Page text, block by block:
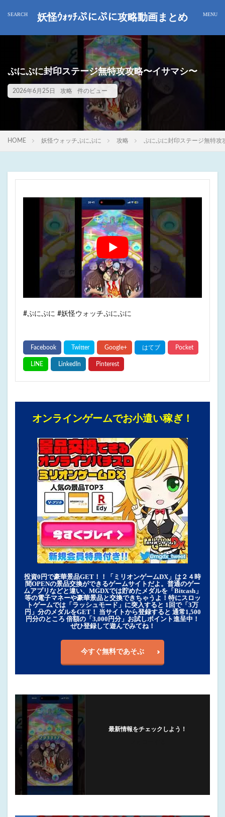
妖怪ｳｫｯﾁぷにぷに攻略動画まとめ
ぷにぷに封印ステージ無特攻攻略〜イサマシ〜
2026年6月25日 攻略 件のビュー
HOME 妖怪ウォッチぷにぷに 攻略 ぷにぷに封印ステージ無特攻
#ぷにぷに #妖怪ウォッチぷにぷに
オンラインゲームでお小遣い稼ぎ！
投資0円で豪華景品GET！！「ミリオンゲームDX」は２４時
間OPENの景品交換ができるゲームサイトだよ。普通のゲー
ムアプリなどと違い、MGDXでは貯めたメダルを「Bitcash」
等の電子マネーや豪華景品と交換できちゃうよ！特にスロッ
トゲームでは「ラッシュモード」に突入すると 1回で「3万
円」分のメダルをGET！ 当サイトから登録すると 通常1,500
円分のところ 倍額の「3,000円分」お試しポイント進呈中！
ぜひ登録して遊んでみてね！
今すぐ無料であそぶ
最新情報をチェックしよう！